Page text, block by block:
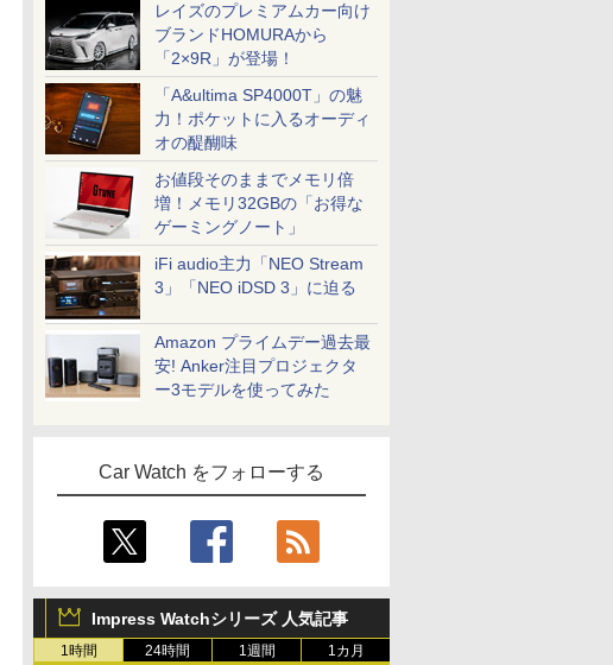
レイズのプレミアムカー向け
ブランドHOMURAから
「2×9R」が登場！
「A&ultima SP4000T」の魅
力！ポケットに入るオーディ
オの醍醐味
お値段そのままでメモリ倍
増！メモリ32GBの「お得な
ゲーミングノート」
iFi audio主力「NEO Stream
3」「NEO iDSD 3」に迫る
Amazon プライムデー過去最
安! Anker注目プロジェクタ
ー3モデルを使ってみた
Car Watch をフォローする
Impress Watchシリーズ 人気記事
1時間 24時間 1週間 1カ月